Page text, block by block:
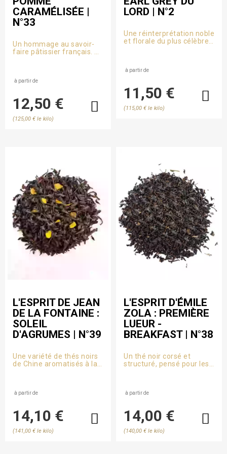
CARAMÉLISÉE |
N°33
Un hommage au savoir-
faire pâtissier français. Ce
aromatisé à la pomme
délicieusement régressif.
à partir de
12,50 €
(125,00 € le kilo)
LORD | N°2
Une réinterprétation noble
et florale du plus célèbre
à partir de
11,50 €
(115,00 € le kilo)
L'ESPRIT DE JEAN
DE LA FONTAINE :
SOLEIL
D'AGRUMES | N°39
Une variété de thés noirs
de Chine aromatisés à la
thé noir zesté comme un
net et enjoué.
à partir de
14,10 €
(141,00 € le kilo)
L'ESPRIT D'ÉMILE
ZOLA : PREMIÈRE
LUEUR -
BREAKFAST | N°38
Un thé noir corsé et
structuré, pensé pour les
à partir de
14,00 €
(140,00 € le kilo)